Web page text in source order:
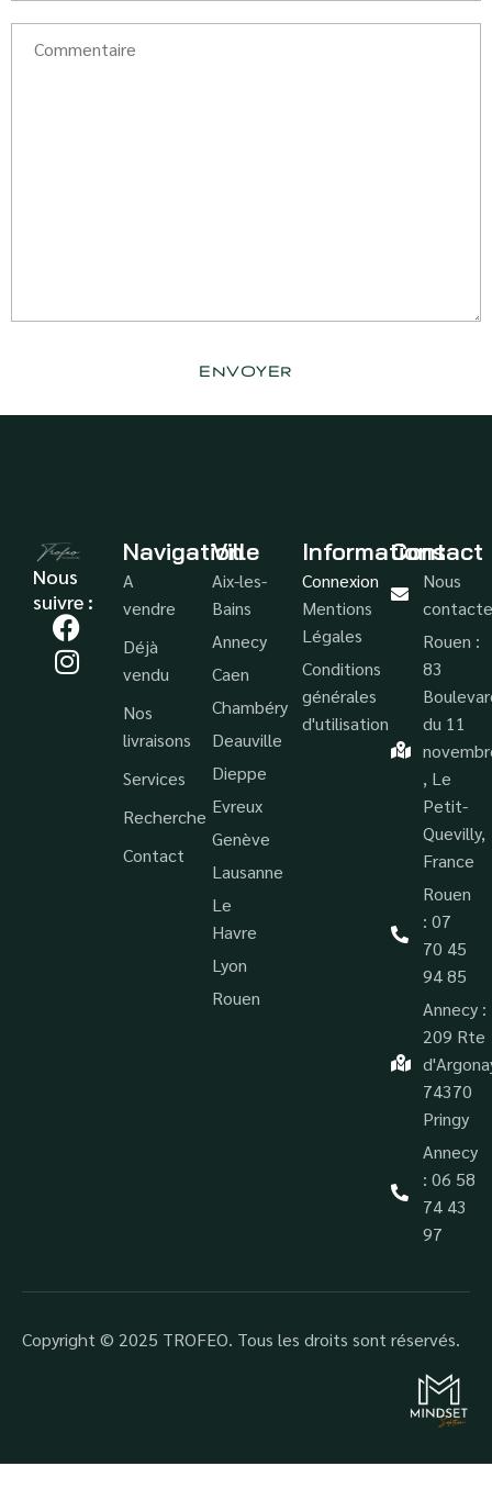
Nous
suivre :
Navigation
A
vendre
Déjà
vendu
Nos
livraisons
Services
Recherche
Contact
Ville
Aix-les-
Bains
Annecy
Caen
Chambéry
Deauville
Dieppe
Evreux
Genève
Lausanne
Le
Havre
Lyon
Rouen
Informations
Connexion
Mentions
Légales
Conditions
générales
d'utilisation
Contact
Nous
Rouen :
83
du 11
, Le
Petit-
Quevilly,
France
Rouen
: 07
70 45
94 85
Annecy :
209 Rte
74370
Pringy
Annecy
: 06 58
74 43
97
Copyright © 2025 TROFEO. Tous les droits sont réservés.